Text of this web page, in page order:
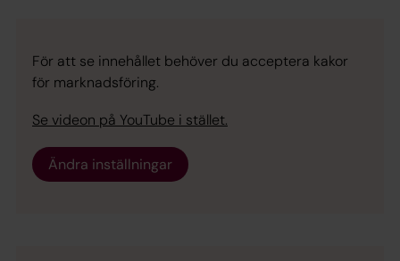
För att se innehållet behöver du acceptera kakor
för marknadsföring.
Se videon på YouTube i stället.
Ändra inställningar